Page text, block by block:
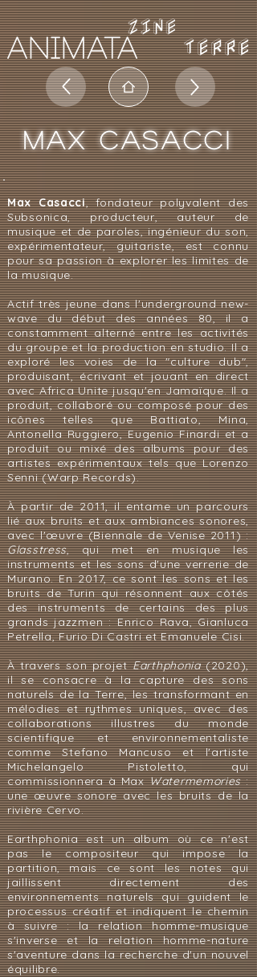
TERRE
MAX CASACCI
Max Casacci, fondateur polyvalent des
Subsonica, producteur, auteur de
musique et de paroles, ingénieur du son,
expérimentateur, guitariste, est connu
pour sa passion à explorer les limites de
la musique.
Actif très jeune dans l'underground new-
wave du début des années 80, il a
constamment alterné entre les activités
du groupe et la production en studio. Il a
exploré les voies de la "culture dub",
produisant, écrivant et jouant en direct
avec Africa Unite jusqu'en Jamaïque. Il a
produit, collaboré ou composé pour des
icônes telles que Battiato, Mina,
Antonella Ruggiero, Eugenio Finardi et a
produit ou mixé des albums pour des
artistes expérimentaux tels que Lorenzo
Senni (Warp Records).
À partir de 2011, il entame un parcours
lié aux bruits et aux ambiances sonores,
avec l'œuvre (Biennale de Venise 2011) :
Glasstress, qui met en musique les
instruments et les sons d'une verrerie de
Murano. En 2017, ce sont les sons et les
bruits de Turin qui résonnent aux côtés
des instruments de certains des plus
grands jazzmen : Enrico Rava, Gianluca
Petrella, Furio Di Castri et Emanuele Cisi.
À travers son projetEarthphonia(2020),
il se consacre à la capture des sons
naturels de la Terre, les transformant en
mélodies et rythmes uniques, avec des
collaborations illustres du monde
scientifique et environnementaliste
comme Stefano Mancuso et l'artiste
Michelangelo Pistoletto, qui
commissionnera à MaxWatermemories:
une œuvre sonore avec les bruits de la
rivière Cervo.
Earthphonia est un album où ce n'est
pas le compositeur qui impose la
partition, mais ce sont les notes qui
jaillissent directement des
environnements naturels qui guident le
processus créatif et indiquent le chemin
à suivre : la relation homme-musique
s'inverse et la relation homme-nature
s'aventure dans la recherche d'un nouvel
équilibre.